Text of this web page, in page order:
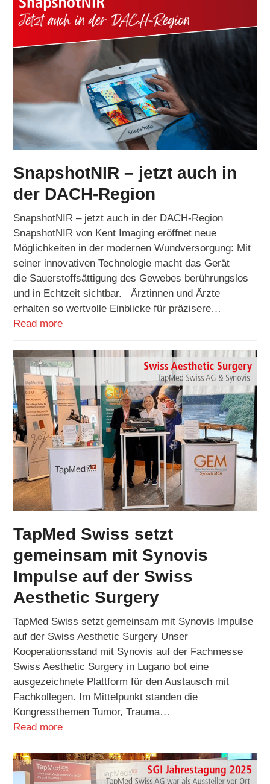
SnapshotNIR – jetzt auch in
der DACH-Region
SnapshotNIR – jetzt auch in der DACH-Region
SnapshotNIR von Kent Imaging eröffnet neue
Möglichkeiten in der modernen Wundversorgung: Mit
seiner innovativen Technologie macht das Gerät
die Sauerstoffsättigung des Gewebes berührungslos
und in Echtzeit sichtbar. Ärztinnen und Ärzte
erhalten so wertvolle Einblicke für präzisere…
Read more
TapMed Swiss setzt
gemeinsam mit Synovis
Impulse auf der Swiss
Aesthetic Surgery
TapMed Swiss setzt gemeinsam mit Synovis Impulse
auf der Swiss Aesthetic Surgery Unser
Kooperationsstand mit Synovis auf der Fachmesse
Swiss Aesthetic Surgery in Lugano bot eine
ausgezeichnete Plattform für den Austausch mit
Fachkollegen. Im Mittelpunkt standen die
Kongressthemen Tumor, Trauma…
Read more